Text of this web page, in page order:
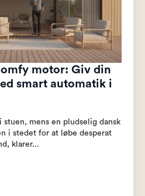
motor: Giv din
smart automatik i
mens en pludselig dansk
i stedet for at løbe desperat
klarer...